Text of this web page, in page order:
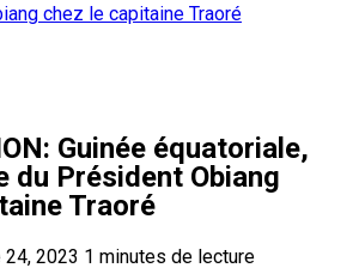
chez le capitaine Traoré
Guinée équatoriale,
du Président Obiang
Traoré
2023 1 minutes de lecture